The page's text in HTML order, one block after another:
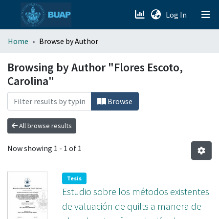
Log In (current)
menu.section.about_menu
All of DSpace
Home Browse by Author
Browsing by Author "Flores Escoto,
Carolina"
Browse
All browse results
Now showing 1 - 1 of 1
Tesis
Estudio sobre los métodos existentes
de valuación de quilts a manera de